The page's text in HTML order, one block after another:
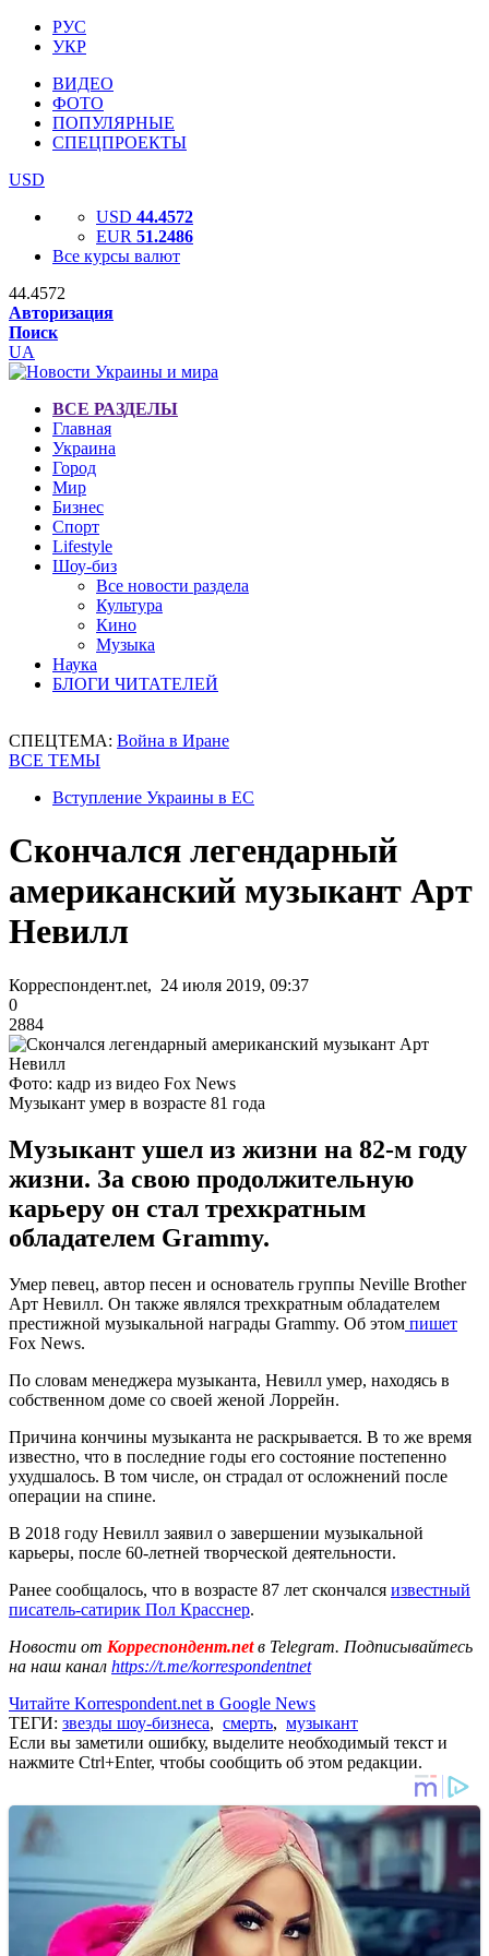
РУС
УКР
ВИДЕО
ФОТО
ПОПУЛЯРНЫЕ
СПЕЦПРОЕКТЫ
USD
USD 44.4572
EUR 51.2486
Все курсы валют
44.4572
Авторизация
Поиск
UA
ВСЕ РАЗДЕЛЫ
Главная
Украина
Город
Мир
Бизнес
Спорт
Lifestyle
Шоу-биз
Все новости раздела
Культура
Кино
Музыка
Наука
БЛОГИ ЧИТАТЕЛЕЙ
СПЕЦТЕМА: Война в Иране
ВСЕ ТЕМЫ
Вступление Украины в ЕС
Скончался легендарный
американский музыкант Арт
Невилл
Корреспондент.net, 24 июля 2019, 09:37
0
2884
Фото: кадр из видео Fox News
Музыкант умер в возрасте 81 года
Музыкант ушел из жизни на 82-м году
жизни. За свою продолжительную
карьеру он стал трехкратным
обладателем Grammy.
Умер певец, автор песен и основатель группы Neville Brother
Арт Невилл. Он также являлся трехкратным обладателем
престижной музыкальной награды Grammy. Об этом пишет
Fox News.
По словам менеджера музыканта, Невилл умер, находясь в
собственном доме со своей женой Лоррейн.
Причина кончины музыканта не раскрывается. В то же время
известно, что в последние годы его состояние постепенно
ухудшалось. В том числе, он страдал от осложнений после
операции на спине.
В 2018 году Невилл заявил о завершении музыкальной
карьеры, после 60-летней творческой деятельности.
Ранее сообщалось, что в возрасте 87 лет скончался известный
писатель-сатирик Пол Красснер.
Новости от Корреспондент.netв Telegram. Подписывайтесь
на наш канал https://t.me/korrespondentnet
Читайте Korrespondent.net в Google News
ТЕГИ: звезды шоу-бизнеса, смерть, музыкант
Если вы заметили ошибку, выделите необходимый текст и
нажмите Ctrl+Enter, чтобы сообщить об этом редакции.